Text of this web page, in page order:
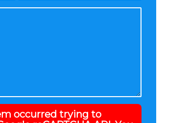
occurred trying to